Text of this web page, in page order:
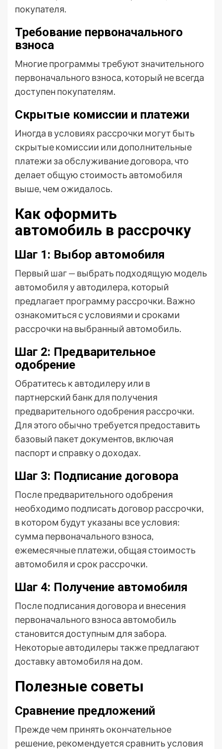
покупателя.
Требование первоначального
взноса
Многие программы требуют значительного
первоначального взноса, который не всегда
доступен покупателям.
Скрытые комиссии и платежи
Иногда в условиях рассрочки могут быть
скрытые комиссии или дополнительные
платежи за обслуживание договора, что
делает общую стоимость автомобиля
выше, чем ожидалось.
Как оформить
автомобиль в рассрочку
Шаг 1: Выбор автомобиля
Первый шаг — выбрать подходящую модель
автомобиля у автодилера, который
предлагает программу рассрочки. Важно
ознакомиться с условиями и сроками
рассрочки на выбранный автомобиль.
Шаг 2: Предварительное
одобрение
Обратитесь к автодилеру или в
партнерский банк для получения
предварительного одобрения рассрочки.
Для этого обычно требуется предоставить
базовый пакет документов, включая
паспорт и справку о доходах.
Шаг 3: Подписание договора
После предварительного одобрения
необходимо подписать договор рассрочки,
в котором будут указаны все условия:
сумма первоначального взноса,
ежемесячные платежи, общая стоимость
автомобиля и срок рассрочки.
Шаг 4: Получение автомобиля
После подписания договора и внесения
первоначального взноса автомобиль
становится доступным для забора.
Некоторые автодилеры также предлагают
доставку автомобиля на дом.
Полезные советы
Сравнение предложений
Прежде чем принять окончательное
решение, рекомендуется сравнить условия